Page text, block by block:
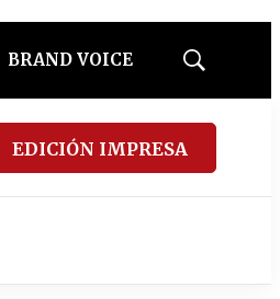
BRAND VOICE
Mostrar
EDICIÓN IMPRESA